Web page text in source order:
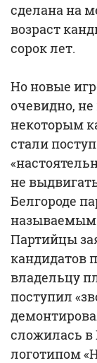
сделана на
возраст
сорок лет.
Но новые
очевидно,
некоторым
стали
не
Белгороде
называемым
Партийцы
кандидатов
владельцу
поступил
сложилась в
логотипом